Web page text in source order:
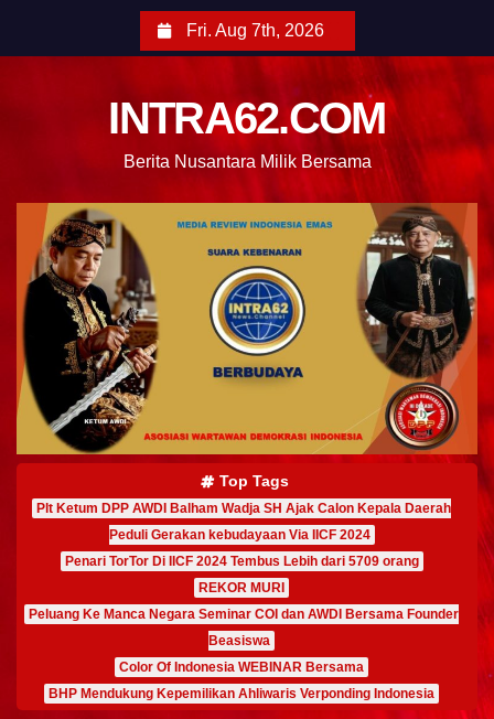
Fri. Aug 7th, 2026
INTRA62.COM
Berita Nusantara Milik Bersama
Top Tags
Plt Ketum DPP AWDI Balham Wadja SH Ajak Calon Kepala Daerah
Peduli Gerakan kebudayaan Via IICF 2024
Penari TorTor Di IICF 2024 Tembus Lebih dari 5709 orang
REKOR MURI
Peluang Ke Manca Negara Seminar COI dan AWDI Bersama Founder
Beasiswa
Color Of Indonesia WEBINAR Bersama
BHP Mendukung Kepemilikan Ahliwaris Verponding Indonesia